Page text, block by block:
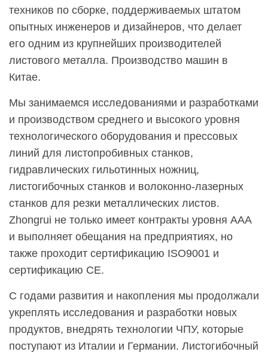
техников по сборке, поддерживаемых штатом
опытных инженеров и дизайнеров, что делает
его одним из крупнейших производителей
листового металла. Производство машин в
Китае.
Мы занимаемся исследованиями и разработками
и производством среднего и высокого уровня
технологического оборудования и прессовых
линий для листопробивных станков,
гидравлических гильотинных ножниц,
листогибочных станков и волоконно-лазерных
станков для резки металлических листов.
Zhongrui не только имеет контракты уровня AAA
и выполняет обещания на предприятиях, но
также проходит сертификацию ISO9001 и
сертификацию CE.
С годами развития и накопления мы продолжали
укреплять исследования и разработки новых
продуктов, внедрять технологии ЧПУ, которые
поступают из Италии и Германии. Листогибочный